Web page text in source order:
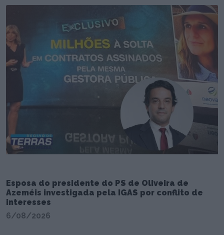
Esposa do presidente do PS de Oliveira de
Azeméis investigada pela IGAS por conflito de
interesses
6/08/2026